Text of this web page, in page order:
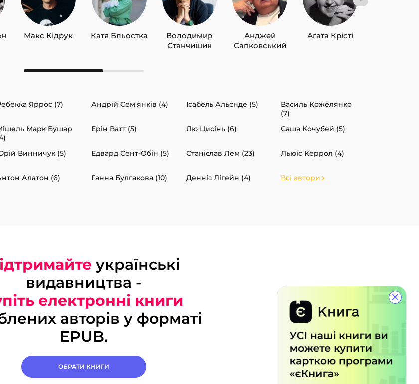
×
Макс Кідрук Катя Бльостка
Володимир
Станчишин
Анджей
Сапковський
Аґата Крісті
Яррос (7) Андрій Сем'янків (4) Ісабель Альєнде (5)
Василь Кожелянко
(7)
Марк Бушар
Ерін Ватт (5) Лю Цисінь (6) Саша Кочубей (5)
Винничук (5) Едвард Сент-Обін (5) Станіслав Лем (23) Льюїс Керрол (4)
Алатон (6) Ганна Булгакова (10) Денніс Лігейн (4) Всі автори
українські
видавництва -
електронні книги
авторів у форматі
EPUB.
ОБРАТИ КНИГИ